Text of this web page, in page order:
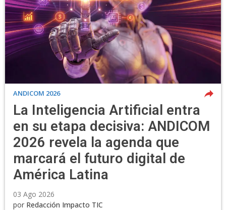
ANDICOM 2026
La Inteligencia Artificial entra
en su etapa decisiva: ANDICOM
2026 revela la agenda que
marcará el futuro digital de
América Latina
03 Ago 2026
por Redacción Impacto TIC